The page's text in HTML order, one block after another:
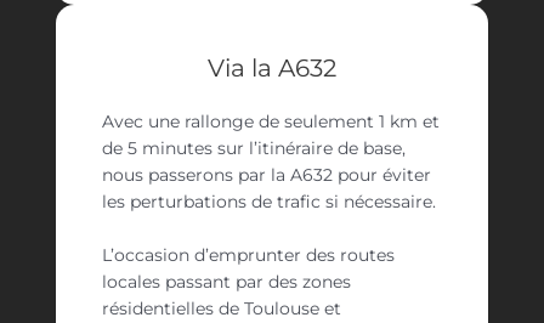
Via la A632
Avec une rallonge de seulement 1 km et
de 5 minutes sur l’itinéraire de base,
nous passerons par la A632 pour éviter
les perturbations de trafic si nécessaire.
L’occasion d’emprunter des routes
locales passant par des zones
résidentielles de Toulouse et